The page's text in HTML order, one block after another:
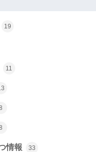
19
11
情報 33